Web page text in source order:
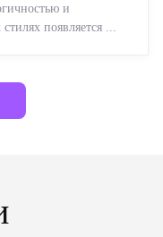
и
появляется ...